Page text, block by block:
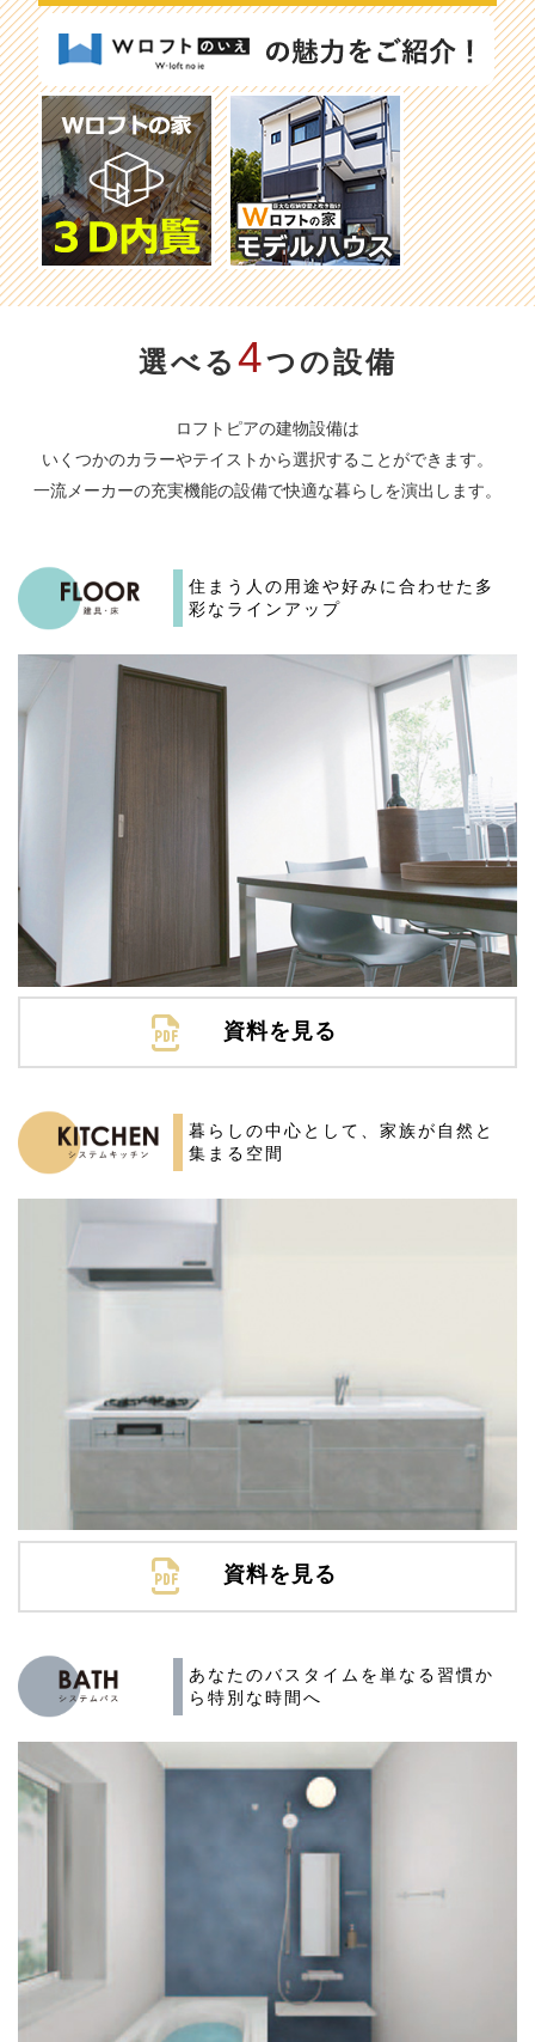
選べる 4つの設備
ロフトピアの建物設備は
いくつかのカラーやテイストから選択することができます。
一流メーカーの充実機能の設備で快適な暮らしを演出します。
住まう人の用途や好みに合わせた 多
彩なラインアップ
資料を見る
暮らしの中心として、 家族が自然と
集まる空間
資料を見る
あなたのバスタイムを単なる習慣か
ら特別な時間へ